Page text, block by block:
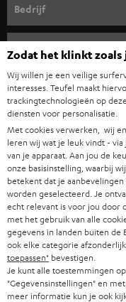
n
i
e
u
w
s
b
r
i
e
f
COMPLETE SYSTEMEN
HIFI-SPEAKERS
SMART HOME
BLUETOOTH
KOPTELEFOONS
BLUETOOTH
COMPLETE SETS
SPEAKERS
Bedrijf
SUPPORT
CARRIÈRE
PERS & MARKETING
B2B
PARTNERPROGRAMMA
BLOG
NEWSLETTER
STORES
TEUFEL VOORDELEN
Teufel online shops
DUITSLAND
OOSTENRIJK
ZWITSERLAND
NEDERLAND
BELGIË
FRANKRIJK
Zodat het klinkt zoals
Wij willen je een veilige
interesses. Teufel maakt
trackingtechnologieën op
diensten voor personalisatie.
Met cookies verwerken, wij
leren wij wat je leuk vindt -
van je apparaat. Aan jou de
onze basisinstelling, waarbij
betekent dat je
worden geselecteerd. Je
echt relevant is voor jou door
met het gebruik van alle
gegevens in landen buiten de
ook elke categorie
toepassen" bevestigen.
Je kunt alle toestemmingen
"Gegevensinstellingen" en
meer informatie kun je ook